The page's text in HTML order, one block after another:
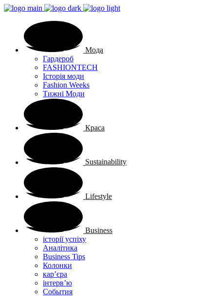
Мода
Гардероб
FASHIONTECH
Історія моди
Fashion Weeks
Тижні Моди
Краса
Sustainability
Lifestyle
Business
історії успіху
Аналітика
Business Tips
Колонки
кар’єра
інтерв’ю
Cобытия